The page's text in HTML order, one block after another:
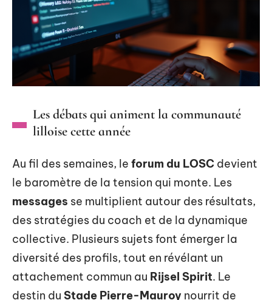
Les débats qui animent la communauté
lilloise cette année
Au fil des semaines, le forum du LOSC devient
le baromètre de la tension qui monte. Les
messages se multiplient autour des résultats,
des stratégies du coach et de la dynamique
collective. Plusieurs sujets font émerger la
diversité des profils, tout en révélant un
attachement commun au Rijsel Spirit. Le
destin du Stade Pierre-Mauroy nourrit de